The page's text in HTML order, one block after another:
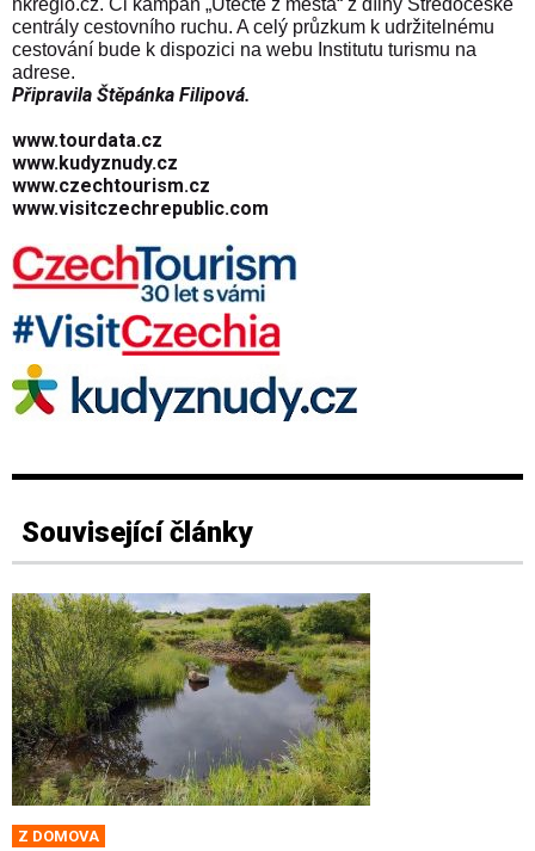
hkregio.cz. Či kampaň „Utečte z města“ z dílny Středočeské
centrály cestovního ruchu. A celý průzkum k udržitelnému
cestování bude k dispozici na webu Institutu turismu na
adrese.
Připravila Štěpánka Filipová.
www.tourdata.cz
www.kudyznudy.cz
www.czechtourism.cz
www.visitczechrepublic.com
Související články
Z DOMOVA